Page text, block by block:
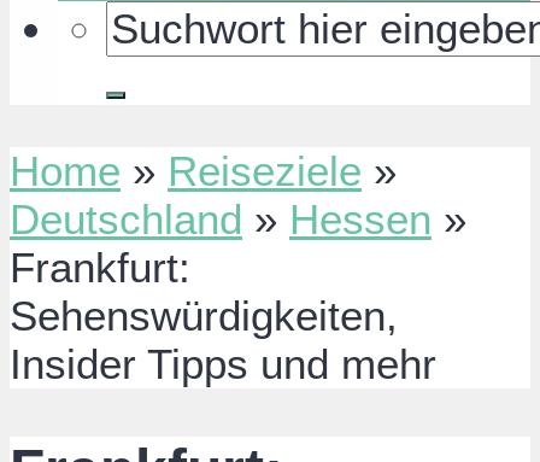
Home » Reiseziele »
Deutschland » Hessen »
Frankfurt:
Sehenswürdigkeiten,
Insider Tipps und mehr